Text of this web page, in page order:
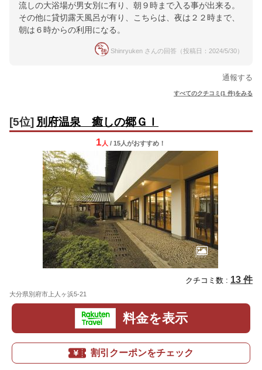
流しの大浴場が男女別に有り、朝９時まで入る事が出来る。
その他に貸切露天風呂が有り、こちらは、夜は２２時まで、
朝は６時からの利用になる。
Shinryuken さんの回答（投稿日：2024/5/30）
通報する
すべてのクチコミ(1 件)をみる
[5位] 別府温泉 癒しの郷ＧＩ
1 人 / 15人がおすすめ！
クチコミ数 : 13 件
大分県別府市上人ヶ浜5-21
料金を表示
割引クーポンをチェック